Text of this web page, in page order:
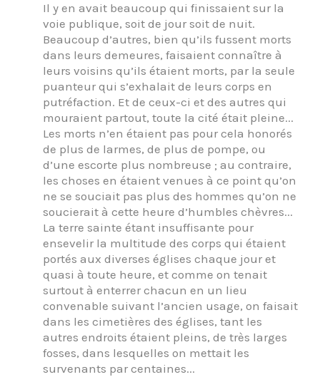
Il y en avait beaucoup qui finissaient sur la
voie publique, soit de jour soit de nuit.
Beaucoup d’autres, bien qu’ils fussent morts
dans leurs demeures, faisaient connaître à
leurs voisins qu’ils étaient morts, par la seule
puanteur qui s’exhalait de leurs corps en
putréfaction. Et de ceux-ci et des autres qui
mouraient partout, toute la cité était pleine...
Les morts n’en étaient pas pour cela honorés
de plus de larmes, de plus de pompe, ou
d’une escorte plus nombreuse ; au contraire,
les choses en étaient venues à ce point qu’on
ne se souciait pas plus des hommes qu’on ne
soucierait à cette heure d’humbles chèvres...
La terre sainte étant insuffisante pour
ensevelir la multitude des corps qui étaient
portés aux diverses églises chaque jour et
quasi à toute heure, et comme on tenait
surtout à enterrer chacun en un lieu
convenable suivant l’ancien usage, on faisait
dans les cimetières des églises, tant les
autres endroits étaient pleins, de très larges
fosses, dans lesquelles on mettait les
survenants par centaines...